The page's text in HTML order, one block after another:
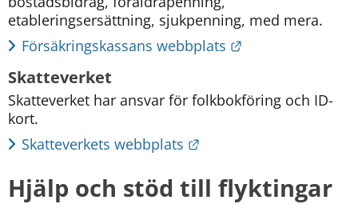
etableringsersättning, sjukpenning, med mera.
Försäkringskassans webbplats
Skatteverket
Skatteverket har ansvar för folkbokföring och ID-
kort.
Skatteverkets webbplats
Hjälp och stöd till flyktingar